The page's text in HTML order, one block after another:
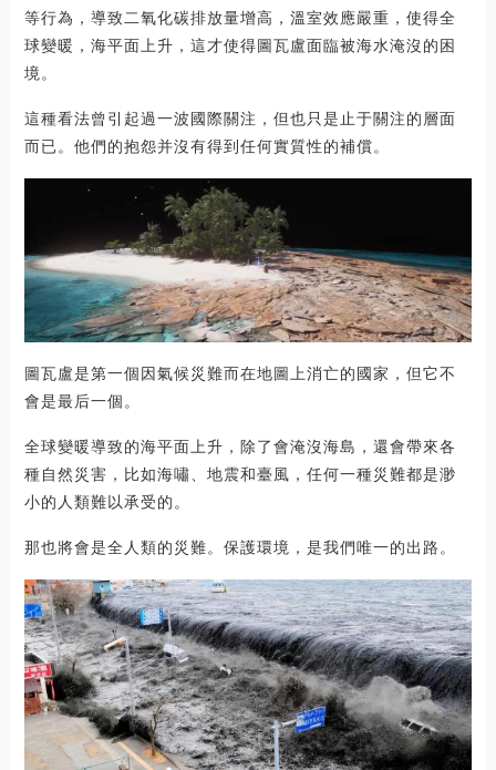
等行為，導致二氧化碳排放量增高，溫室效應嚴重，使得全
球變暖，海平面上升，這才使得圖瓦盧面臨被海水淹沒的困
境。
這種看法曾引起過一波國際關注，但也只是止于關注的層面
而已。他們的抱怨并沒有得到任何實質性的補償。
圖瓦盧是第一個因氣候災難而在地圖上消亡的國家，但它不
會是最后一個。
全球變暖導致的海平面上升，除了會淹沒海島，還會帶來各
種自然災害，比如海嘯、地震和臺風，任何一種災難都是渺
小的人類難以承受的。
那也將會是全人類的災難。保護環境，是我們唯一的出路。